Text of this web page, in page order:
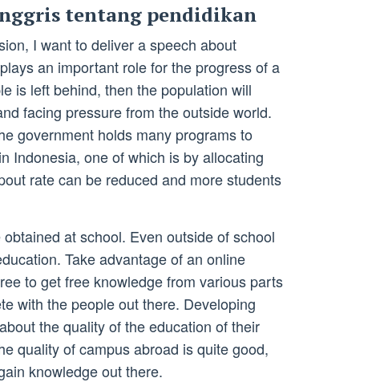
tentang pendidikan
I want to deliver a speech about
an important role for the progress of a
is left behind, then the population will
facing pressure from the outside world.
government holds many programs to
Indonesia, one of which is by allocating
rate can be reduced and more students
at school. Even outside of school
Take advantage of an online
to get free knowledge from various parts
with the people out there. Developing
the quality of the education of their
quality of campus abroad is quite good,
knowledge out there.